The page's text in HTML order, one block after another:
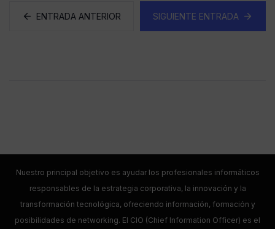
ENTRADA ANTERIOR SIGUIENTE ENTRADA
Nuestro principal objetivo es ayudar los profesionales informáticos
responsables de la estrategia corporativa, la innovación y la
transformación tecnológica, ofreciendo información, formación y
posibilidades de networking. El CIO (Chief Information Officer) es el